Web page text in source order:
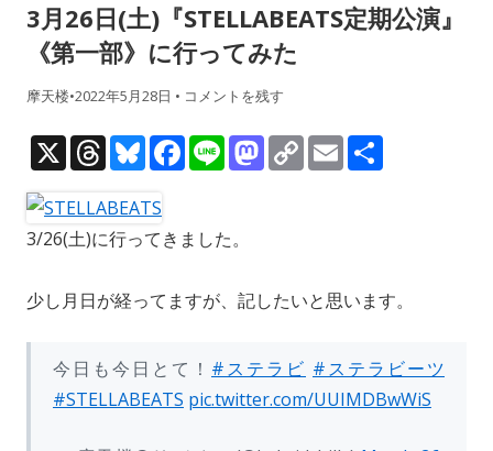
3月26日(土)『STELLABEATS定期公演』
《第一部》に行ってみた
摩天楼•2022年5月28日 • コメントを残す
X T
re
a
d
Bl
e
sk
y
F
e
b
o
k
Li M
o
C
Li
k
E
3/26(土)に行ってきました。
少し月日が経ってますが、記したいと思います。
今日も今日とて！ #ステラビ #ステラビーツ
#STELLABEATS pic.twitter.com/UUIMDBwWiS